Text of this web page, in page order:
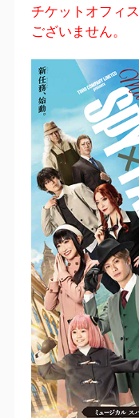
チケットオフィ
ございません。